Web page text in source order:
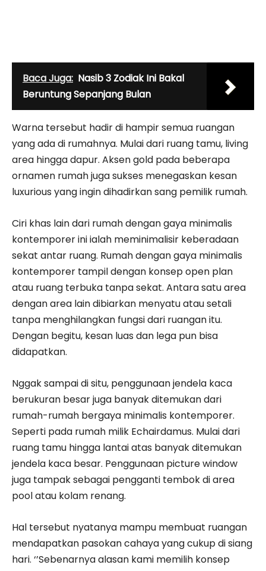
Baca Juga: Nasib 3 Zodiak Ini Bakal
Beruntung Sepanjang Bulan
Warna tersebut hadir di hampir semua ruangan
yang ada di rumahnya. Mulai dari ruang tamu, living
area hingga dapur. Aksen gold pada beberapa
ornamen rumah juga sukses menegaskan kesan
luxurious yang ingin dihadirkan sang pemilik rumah.
Ciri khas lain dari rumah dengan gaya minimalis
kontemporer ini ialah meminimalisir keberadaan
sekat antar ruang. Rumah dengan gaya minimalis
kontemporer tampil dengan konsep open plan
atau ruang terbuka tanpa sekat. Antara satu area
dengan area lain dibiarkan menyatu atau setali
tanpa menghilangkan fungsi dari ruangan itu.
Dengan begitu, kesan luas dan lega pun bisa
didapatkan.
Nggak sampai di situ, penggunaan jendela kaca
berukuran besar juga banyak ditemukan dari
rumah-rumah bergaya minimalis kontemporer.
Seperti pada rumah milik Echairdamus. Mulai dari
ruang tamu hingga lantai atas banyak ditemukan
jendela kaca besar. Penggunaan picture window
juga tampak sebagai pengganti tembok di area
pool atau kolam renang.
Hal tersebut nyatanya mampu membuat ruangan
mendapatkan pasokan cahaya yang cukup di siang
hari. ‘’Sebenarnya alasan kami memilih konsep